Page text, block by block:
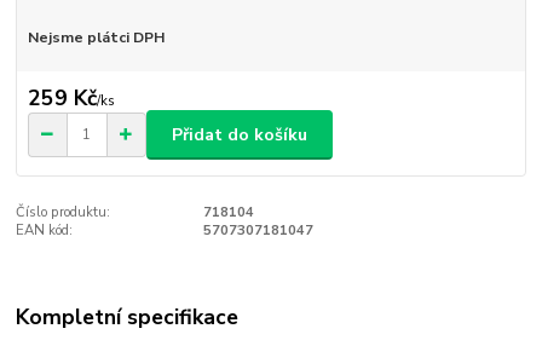
Nejsme plátci DPH
259 Kč/ks
Přidat do košíku
Číslo produktu:
718104
EAN kód:
5707307181047
Kompletní specifikace